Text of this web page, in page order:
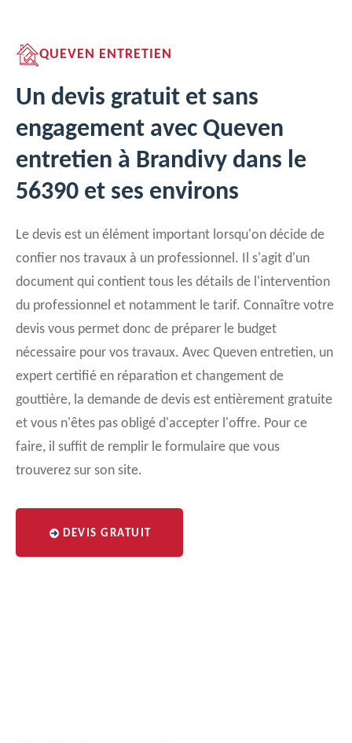
QUEVEN ENTRETIEN
Un devis gratuit et sans
engagement avec Queven
entretien à Brandivy dans le
56390 et ses environs
Le devis est un élément important lorsqu'on décide de
confier nos travaux à un professionnel. Il s'agit d'un
document qui contient tous les détails de l'intervention
du professionnel et notamment le tarif. Connaître votre
devis vous permet donc de préparer le budget
nécessaire pour vos travaux. Avec Queven entretien, un
expert certifié en réparation et changement de
gouttière, la demande de devis est entièrement gratuite
et vous n'êtes pas obligé d'accepter l'offre. Pour ce
faire, il suffit de remplir le formulaire que vous
trouverez sur son site.
DEVIS GRATUIT